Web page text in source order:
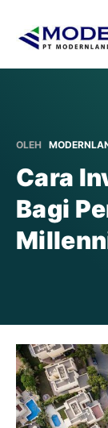
OLEH
Cara
Bagi